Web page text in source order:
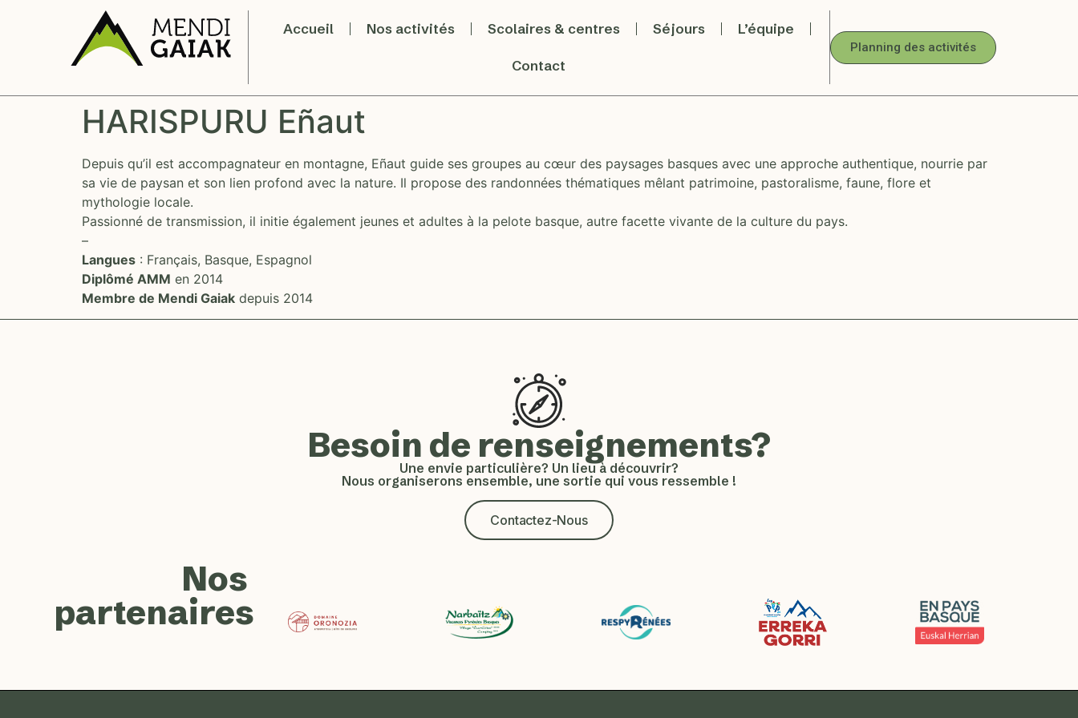
Accueil Nos activités Scolaires & centres Séjours L’équipe
Contact
Planning des activités
HARISPURU Eñaut
Depuis qu’il est accompagnateur en montagne, Eñaut guide ses groupes au cœur des paysages basques avec une approche authentique, nourrie par
sa vie de paysan et son lien profond avec la nature. Il propose des randonnées thématiques mêlant patrimoine, pastoralisme, faune, flore et
mythologie locale.
Passionné de transmission, il initie également jeunes et adultes à la pelote basque, autre facette vivante de la culture du pays.
–
Langues : Français, Basque, Espagnol
Diplômé AMM en 2014
Membre de Mendi Gaiak depuis 2014
Besoin de renseignements?
Une envie particulière? Un lieu à découvrir?
Nous organiserons ensemble, une sortie qui vous ressemble !
Contactez-Nous
Nos
partenaires